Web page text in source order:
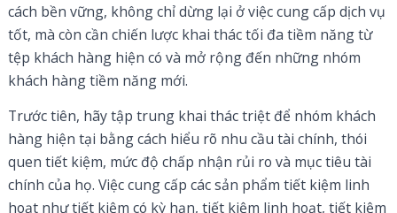
cách bền vững, không chỉ dừng lại ở việc cung cấp dịch vụ
tốt, mà còn cần chiến lược khai thác tối đa tiềm năng từ
tệp khách hàng hiện có và mở rộng đến những nhóm
khách hàng tiềm năng mới.
Trước tiên, hãy tập trung khai thác triệt để nhóm khách
hàng hiện tại bằng cách hiểu rõ nhu cầu tài chính, thói
quen tiết kiệm, mức độ chấp nhận rủi ro và mục tiêu tài
chính của họ. Việc cung cấp các sản phẩm tiết kiệm linh
hoạt như tiết kiệm có kỳ hạn, tiết kiệm linh hoạt, tiết kiệm